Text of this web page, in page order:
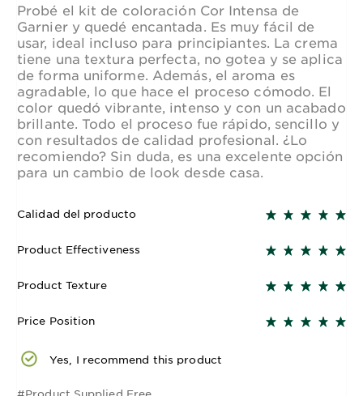
Probé el kit de coloración Cor Intensa de
Garnier y quedé encantada. Es muy fácil de
usar, ideal incluso para principiantes. La crema
tiene una textura perfecta, no gotea y se aplica
de forma uniforme. Además, el aroma es
agradable, lo que hace el proceso cómodo. El
color quedó vibrante, intenso y con un acabado
brillante. Todo el proceso fue rápido, sencillo y
con resultados de calidad profesional. ¿Lo
recomiendo? Sin duda, es una excelente opción
para un cambio de look desde casa.
Calidad del producto
Product Effectiveness
Product Texture
Price Position
Yes, I recommend this product
#Product Supplied Free